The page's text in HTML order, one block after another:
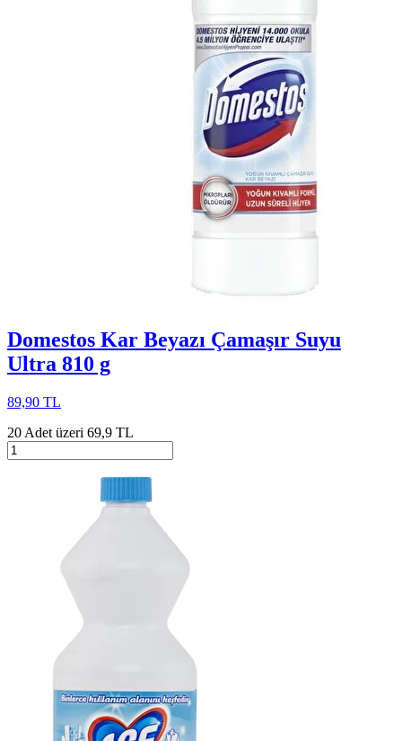
Domestos Kar Beyazı Çamaşır Suyu
Ultra 810 g
89,90 TL
20 Adet üzeri 69,9 TL